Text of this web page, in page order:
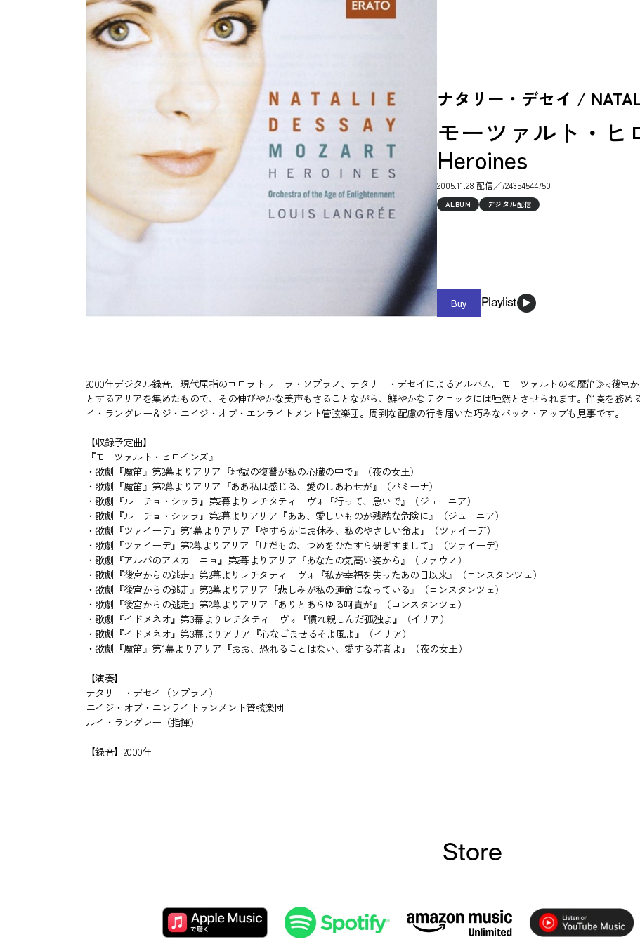
ナタリー・デセイ /
モーツァルト・
Heroines
2005.11.28 配信／724354544750
ALBUM デジタル配信
Buy Playlist
2000年デジタル録音。現代屈指のコロラトゥーラ・ソプラノ、ナタリー・デセイによるアルバム。モーツァルトの≪魔笛≫<後
とするアリアを集めたもので、その伸びやかな美声もさることながら、鮮やかなテクニックには唖然とさせられます。伴奏を務
イ・ラングレー＆ジ・エイジ・オブ・エンライトメント管弦楽団。周到な配慮の行き届いた巧みなバック・アップも見事です。
【収録予定曲】
『モーツァルト・ヒロインズ』
・歌劇『魔笛』第2幕よりアリア『地獄の復讐が私の心臓の中で』（夜の女王）
・歌劇『魔笛』第2幕よりアリア『ああ私は感じる、愛のしあわせが』（パミーナ）
・歌劇『ルーチョ・シッラ』第2幕よりレチタティーヴォ『行って、急いで』（ジューニア）
・歌劇『ルーチョ・シッラ』第2幕よりアリア『ああ、愛しいものが残酷な危険に』（ジューニア）
・歌劇『ツァイーデ』第1幕よりアリア『やすらかにお休み、私のやさしい命よ』（ツァイーデ）
・歌劇『ツァイーデ』第2幕よりアリア『けだもの、つめをひたすら研ぎすまして』（ツァイーデ）
・歌劇『アルバのアスカーニョ』第2幕よりアリア『あなたの気高い姿から』（ファウノ）
・歌劇『後宮からの逃走』第2幕よりレチタティーヴォ『私が幸福を失ったあの日以来』（コンスタンツェ）
・歌劇『後宮からの逃走』第2幕よりアリア『悲しみが私の運命になっている』（コンスタンツェ）
・歌劇『後宮からの逃走』第2幕よりアリア『ありとあらゆる呵責が』（コンスタンツェ）
・歌劇『イドメネオ』第3幕よりレチタティーヴォ『慣れ親しんだ孤独よ』（イリア）
・歌劇『イドメネオ』第3幕よりアリア『心なごませるそよ風よ』（イリア）
・歌劇『魔笛』第1幕よりアリア『おお、恐れることはない、愛する若者よ』（夜の女王）
【演奏】
ナタリー・デセイ（ソプラノ）
エイジ・オブ・エンライトゥンメント管弦楽団
ルイ・ラングレー（指揮）
【録音】2000年
Store